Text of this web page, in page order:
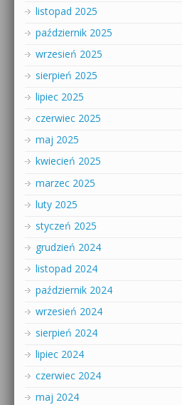
listopad 2025
październik 2025
wrzesień 2025
sierpień 2025
lipiec 2025
czerwiec 2025
maj 2025
kwiecień 2025
marzec 2025
luty 2025
styczeń 2025
grudzień 2024
listopad 2024
październik 2024
wrzesień 2024
sierpień 2024
lipiec 2024
czerwiec 2024
maj 2024